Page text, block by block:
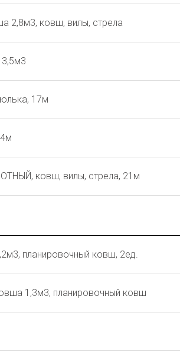
2,8м3, ковш, вилы, стрела
17м
ковш, вилы, стрела, 21м
планировочный ковш, 2ед.
1,3м3, планировочный ковш